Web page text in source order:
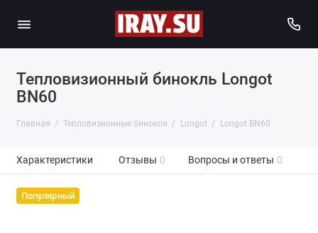
Тепловизионный бинокль Longot
BN60
Главная Тепловизионные бинокли Longot Longot BN60
Характеристики Отзывы 0 Вопросы и ответы 0
Популярный